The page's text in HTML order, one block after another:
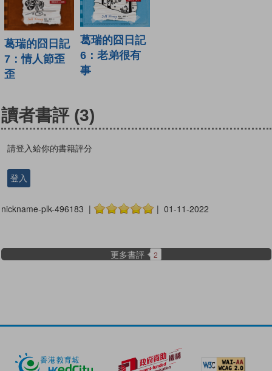
葛瑞的囧日記
7：情人節歪
歪
葛瑞的囧日記
6：老弟很有
事
讀者書評 (3)
請登入給你的書籍評分
登入
nickname-plk-496183 | | 01-11-2022
更多書評 2